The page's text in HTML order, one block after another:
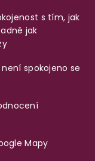
s tím, jak
jak
spokojeno se
Mapy